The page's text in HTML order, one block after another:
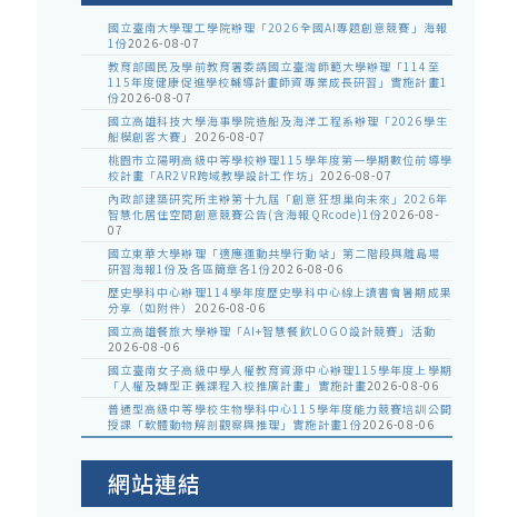
國立臺南大學理工學院辦理「2026全國AI專題創意競賽」海報
1份2026-08-07
教育部國民及學前教育署委請國立臺灣師範大學辦理「114至
115年度健康促進學校輔導計畫師資專業成長研習」實施計畫1
份2026-08-07
國立高雄科技大學海事學院造船及海洋工程系辦理「2026學生
船模創客大賽」 2026-08-07
桃園市立陽明高級中等學校辦理115學年度第一學期數位前導學
校計畫「AR2VR跨域教學設計工作坊」 2026-08-07
內政部建築研究所主辦第十九屆「創意狂想巢向未來」2026年
智慧化居住空間創意競賽公告(含海報QRcode)1份2026-08-
07
國立東華大學辦理「適應運動共學行動站」第二階段與離島場
研習海報1份及各區簡章各1份2026-08-06
歷史學科中心辦理114學年度歷史學科中心線上讀書會暑期成果
分享（如附件） 2026-08-06
國立高雄餐旅大學辦理「AI+智慧餐飲LOGO設計競賽」活動
2026-08-06
國立臺南女子高級中學人權教育資源中心辦理115學年度上學期
「人權及轉型正義課程入校推廣計畫」實施計畫2026-08-06
普通型高級中等學校生物學科中心115學年度能力競賽培訓公開
授課「軟體動物解剖觀察與推理」實施計畫1份2026-08-06
網站連結